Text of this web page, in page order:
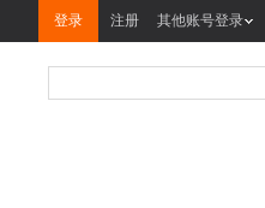
登录 注册 其他账号登录